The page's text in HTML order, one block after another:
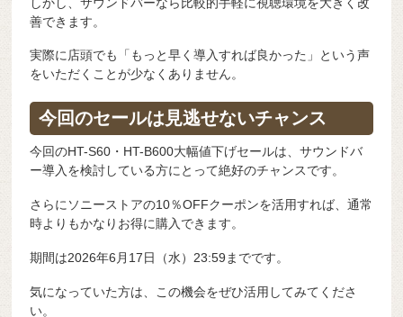
善できます。
実際に店頭でも「もっと早く導入すれば良かった」という声
をいただくことが少なくありません。
今回のセールは見逃せないチャンス
今回のHT-S60・HT-B600大幅値下げセールは、サウンドバ
ー導入を検討している方にとって絶好のチャンスです。
さらにソニーストアの10％OFFクーポンを活用すれば、通常
時よりもかなりお得に購入できます。
期間は2026年6月17日（水）23:59までです。
気になっていた方は、この機会をぜひ活用してみてくださ
い。